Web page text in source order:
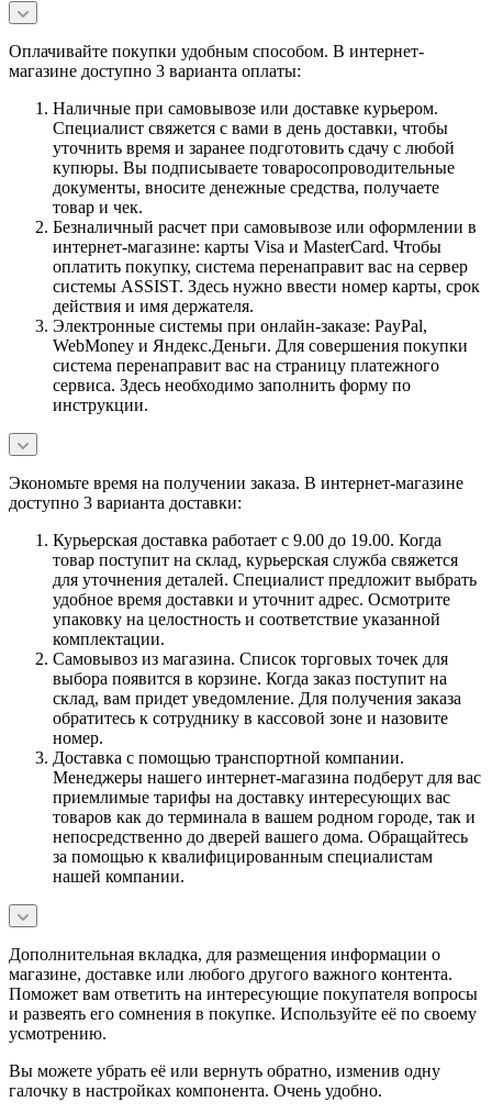
Оплачивайте покупки удобным способом. В интернет-
магазине доступно 3 варианта оплаты:
Наличные при самовывозе или доставке курьером.
Специалист свяжется с вами в день доставки, чтобы
уточнить время и заранее подготовить сдачу с любой
купюры. Вы подписываете товаросопроводительные
документы, вносите денежные средства, получаете
товар и чек.
Безналичный расчет при самовывозе или оформлении в
интернет-магазине: карты Visa и MasterCard. Чтобы
оплатить покупку, система перенаправит вас на сервер
системы ASSIST. Здесь нужно ввести номер карты, срок
действия и имя держателя.
Электронные системы при онлайн-заказе: PayPal,
WebMoney и Яндекс.Деньги. Для совершения покупки
система перенаправит вас на страницу платежного
сервиса. Здесь необходимо заполнить форму по
инструкции.
Экономьте время на получении заказа. В интернет-магазине
доступно 3 варианта доставки:
Курьерская доставка работает с 9.00 до 19.00. Когда
товар поступит на склад, курьерская служба свяжется
для уточнения деталей. Специалист предложит выбрать
удобное время доставки и уточнит адрес. Осмотрите
упаковку на целостность и соответствие указанной
комплектации.
Самовывоз из магазина. Список торговых точек для
выбора появится в корзине. Когда заказ поступит на
склад, вам придет уведомление. Для получения заказа
обратитесь к сотруднику в кассовой зоне и назовите
номер.
Доставка с помощью транспортной компании.
Менеджеры нашего интернет-магазина подберут для вас
приемлимые тарифы на доставку интересующих вас
товаров как до терминала в вашем родном городе, так и
непосредственно до дверей вашего дома. Обращайтесь
за помощью к квалифицированным специалистам
нашей компании.
Дополнительная вкладка, для размещения информации о
магазине, доставке или любого другого важного контента.
Поможет вам ответить на интересующие покупателя вопросы
и развеять его сомнения в покупке. Используйте её по своему
усмотрению.
Вы можете убрать её или вернуть обратно, изменив одну
галочку в настройках компонента. Очень удобно.